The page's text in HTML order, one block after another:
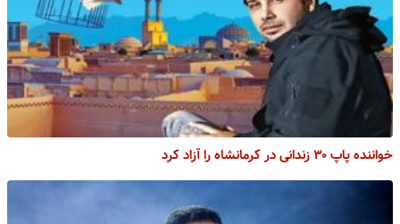
خواننده پاپ ۳۰ زندانی در کرمانشاه را آزاد کرد